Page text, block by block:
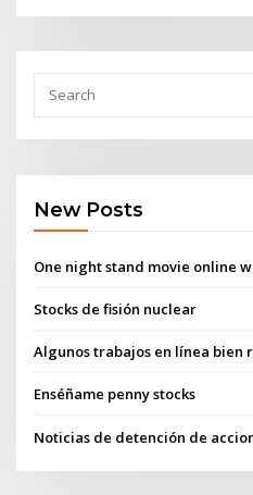
New Posts
One night stand movie online
Stocks de fisión nuclear
Algunos trabajos en línea bien
Enséñame penny stocks
Noticias de detención de